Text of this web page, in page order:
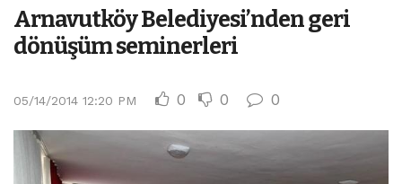
Arnavutköy Belediyesi’nden geri
dönüşüm seminerleri
05/14/2014 12:20 PM 0 0 0